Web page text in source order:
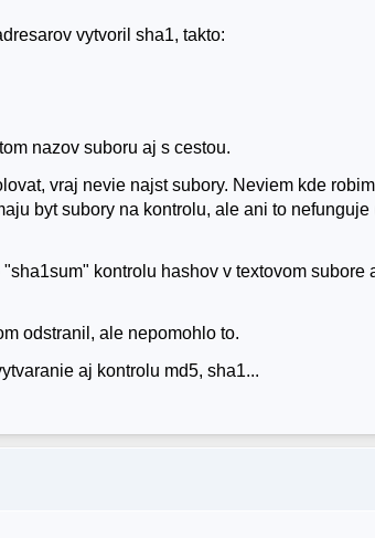
vytvoril sha1, takto:
nazov suboru aj s cestou.
vraj nevie najst subory. Neviem kde
byt subory na kontrolu, ale ani to
kontrolu hashov v textovom subore
odstranil, ale nepomohlo to.
aj kontrolu md5, sha1...